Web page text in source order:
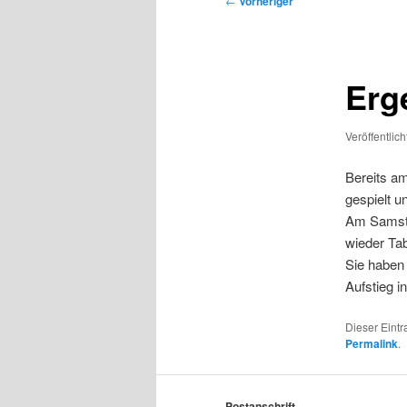
Bereits
gespielt
Am
wieder
Sie
Aufstieg
Dieser
Permalink.